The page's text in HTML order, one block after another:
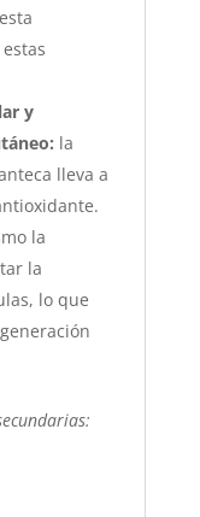
y
la
lleva a
la
la
lo que